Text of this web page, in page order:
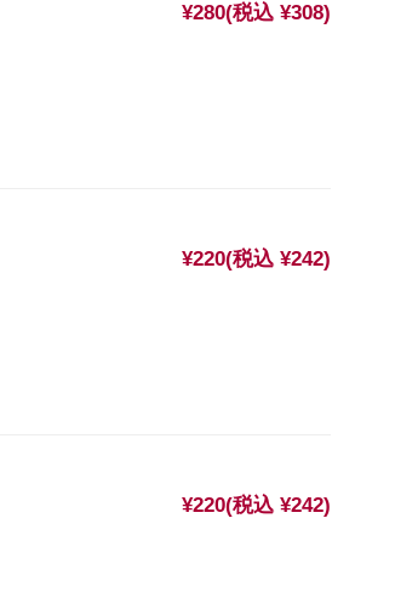
¥280(税込 ¥308)
¥220(税込 ¥242)
¥220(税込 ¥242)